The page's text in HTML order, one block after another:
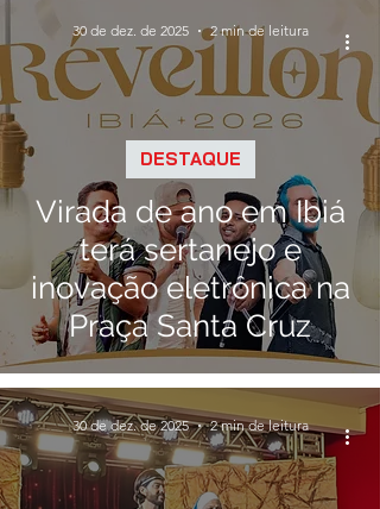
Virada de ano em Ibiá
terá sertanejo e
inovação eletrônica na
Praça Santa Cruz
DESTAQUE
30 de dez. de 2025 2 min de leitura
30 de dez. de 2025 2 min de leitura